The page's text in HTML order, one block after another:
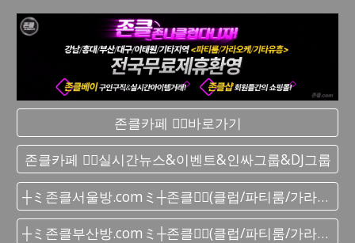
존클카페 ❤️‍🔥바로가기
존클카페 ❤️‍🔥실시간 뉴스&이벤트&인싸그룹&DJ그룹
┼ミ존클서울방.comミ┼존클❤️‍🔥(클럽/파티룸/가라오케) - 단톡방
┼ミ존클부산방.comミ┼존클❤️‍🔥(클럽/파티룸/가라오케) - 단톡방